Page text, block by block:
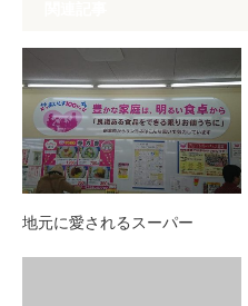
地元に愛されるスーパー